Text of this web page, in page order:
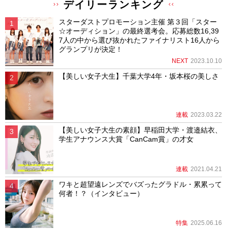
デイリーランキング
スターダストプロモーション主催 第３回「スター
☆オーディション」の最終選考会。応募総数16,39
7人の中から選び抜かれたファイナリスト16人から
グランプリが決定！
NEXT 2023.10.10
【美しい女子大生】千葉大学4年・坂本桜の美しさ
連載 2023.03.22
【美しい女子大生の素顔】早稲田大学・渡邉結衣、
学生アナウンス大賞「CanCam賞」の才女
連載 2021.04.21
ワキと超望遠レンズでバズったグラドル・累累って
何者！？（インタビュー）
特集 2025.06.16